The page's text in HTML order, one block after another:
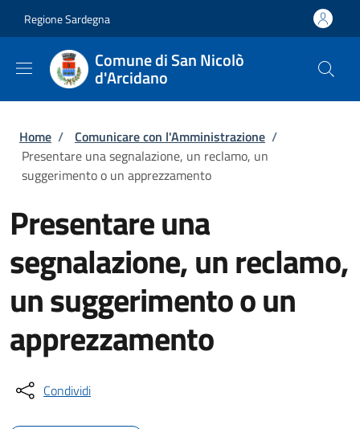
Regione Sardegna
Comune di San Nicolò
d'Arcidano
Briciole di pane
Home / Comunicare con l'Amministrazione /
Presentare una segnalazione, un reclamo, un
suggerimento o un apprezzamento
Presentare una
segnalazione, un reclamo,
un suggerimento o un
apprezzamento
Condividi